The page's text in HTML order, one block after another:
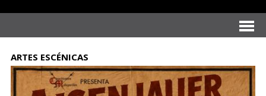
ARTES ESCÉNICAS